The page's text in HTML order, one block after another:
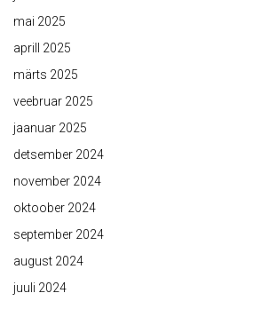
mai 2025
aprill 2025
märts 2025
veebruar 2025
jaanuar 2025
detsember 2024
november 2024
oktoober 2024
september 2024
august 2024
juuli 2024